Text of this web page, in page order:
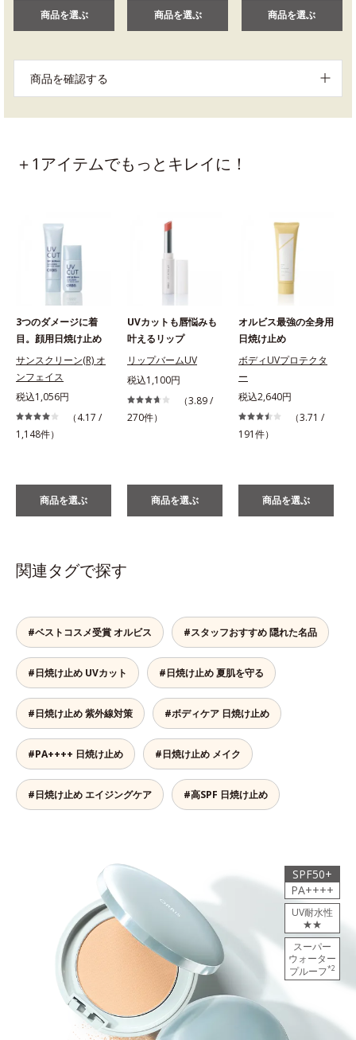
商品を選ぶ 商品を選ぶ 商品を選ぶ
商品を確認する
＋1アイテムでもっとキレイに！
3つのダメージに着
目。顔用日焼け止め
サンスクリーン(R) オ
ンフェイス
税込1,056円
（4.17 /
1,148件）
商品を選ぶ
UVカットも唇悩みも
叶えるリップ
リップバームUV
税込1,100円
（3.89 /
270件）
商品を選ぶ
オルビス最強の全身用
日焼け止め
ボディUVプロテクタ
ー
税込2,640円
（3.71 /
191件）
商品を選ぶ
関連タグで探す
#ベストコスメ受賞 オルビス #スタッフおすすめ 隠れた名品
#日焼け止め UVカット #日焼け止め 夏肌を守る
#日焼け止め 紫外線対策 #ボディケア 日焼け止め
#PA++++ 日焼け止め #日焼け止め メイク
#日焼け止め エイジングケア #高SPF 日焼け止め
SPF50+
PA++++
UV耐水性
★★
スーパー
ウォーター
プルーフ*2